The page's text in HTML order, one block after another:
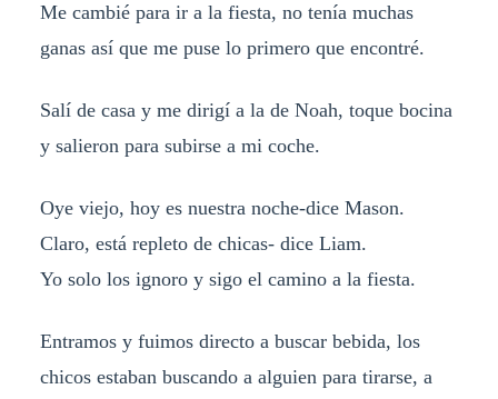
Me cambié para ir a la fiesta, no tenía muchas
ganas así que me puse lo primero que encontré.
Salí de casa y me dirigí a la de Noah, toque bocina
y salieron para subirse a mi coche.
Oye viejo, hoy es nuestra noche-dice Mason.
Claro, está repleto de chicas- dice Liam.
Yo solo los ignoro y sigo el camino a la fiesta.
Entramos y fuimos directo a buscar bebida, los
chicos estaban buscando a alguien para tirarse, a